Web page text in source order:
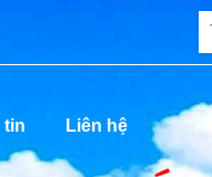
tin Liên hệ